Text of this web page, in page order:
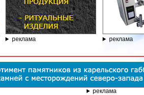
реклама реклама
реклама